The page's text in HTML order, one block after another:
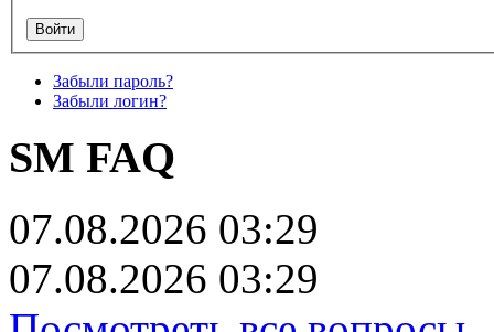
Забыли пароль?
Забыли логин?
SM FAQ
07.08.2026 03:29
07.08.2026 03:29